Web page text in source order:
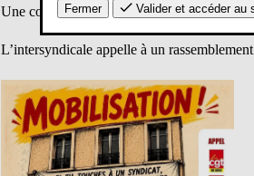
Une conférence de presse est organisée
L’intersyndicale appelle à un
Fermer Valider et accéder au